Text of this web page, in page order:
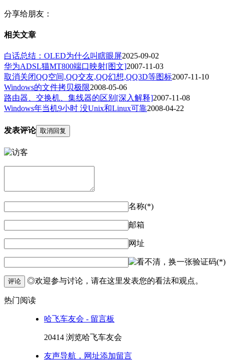
分享给朋友：
相关文章
白话总结：OLED为什么叫瞎眼屏2025-09-02
华为ADSL猫MT800端口映射[图文]2007-11-03
取消关闭QQ空间,QQ交友,QQ幻想,QQ3D等图标2007-11-10
Windows的文件拷贝极限2008-05-06
路由器、交换机、集线器的区别[深入解释]2007-11-08
Windows年当机9小时 没Unix和Linux可靠2008-04-22
发表评论 取消回复
名称(*)
邮箱
网址
验证码(*)
评论 ◎欢迎参与讨论，请在这里发表您的看法和观点。
热门阅读
哈飞车友会 - 留言板
20414 浏览哈飞车友会
友声导航，网址添加留言